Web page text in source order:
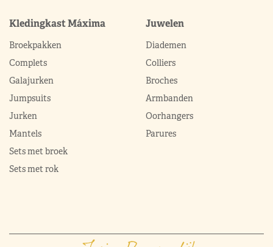
Kledingkast Máxima
Broekpakken
Complets
Galajurken
Jumpsuits
Jurken
Mantels
Sets met broek
Sets met rok
Juwelen
Diademen
Colliers
Broches
Armbanden
Oorhangers
Parures